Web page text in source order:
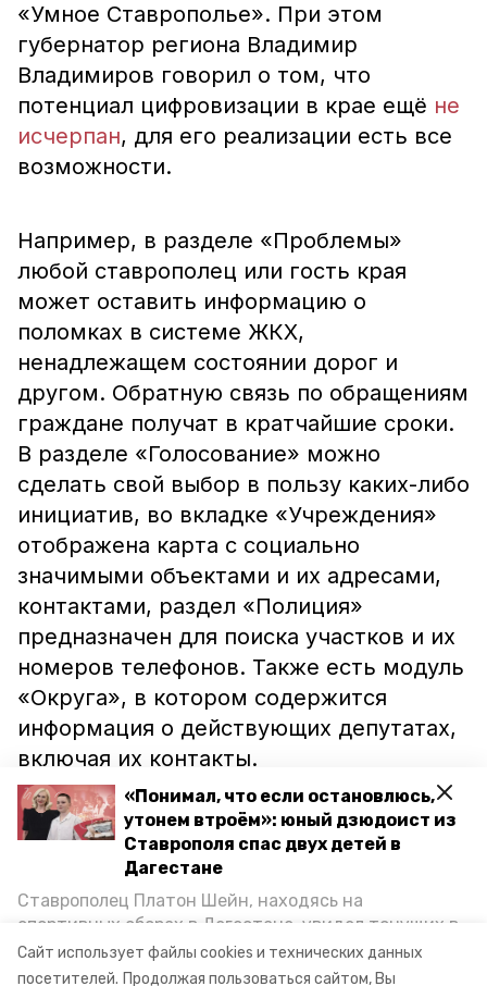
Сайт использует файлы cookies и технических данных
посетителей. Продолжая пользоваться сайтом, Вы
«Понимал, что если остановлюсь,
утонем втроём»: юный дзюдоист из
Ставрополя спас двух детей в
Дагестане
Ставрополец Платон Шейн, находясь на
спортивных сборах в Дегестане, увидел тонущих в
Каспийском море детей и бросился на помощь. По
возвращении домой, отважного мальчика
«Умное Ставрополье». При этом
губернатор региона Владимир
Владимиров говорил о том, что
потенциал цифровизации в крае ещё не
исчерпан, для его реализации есть все
возможности.
Например, в разделе «Проблемы»
любой ставрополец или гость края
может оставить информацию о
поломках в системе ЖКХ,
ненадлежащем состоянии дорог и
другом. Обратную связь по обращениям
граждане получат в кратчайшие сроки.
В разделе «Голосование» можно
сделать свой выбор в пользу каких-либо
инициатив, во вкладке «Учреждения»
отображена карта с социально
значимыми объектами и их адресами,
контактами, раздел «Полиция»
предназначен для поиска участков и их
номеров телефонов. Также есть модуль
«Округа», в котором содержится
информация о действующих депутатах,
включая их контакты.
Напомним, что проект цифровизации
городского хозяйства «Умный город»
был разработан Минстроем России в
2018 году. Сейчас он реализуется в
рамках нацпроектов «Жильё и